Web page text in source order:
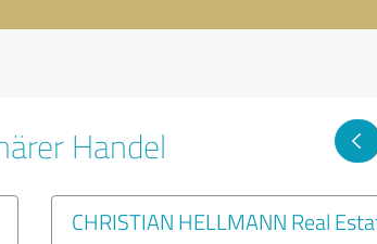
Handel
CHRISTIAN HELLMANN Real